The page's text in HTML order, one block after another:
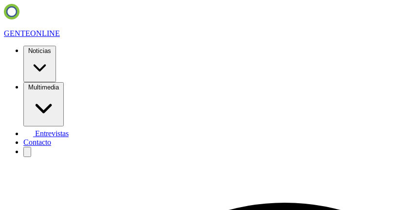
GENTEONLINE
Noticias
Multimedia
Entrevistas
Contacto